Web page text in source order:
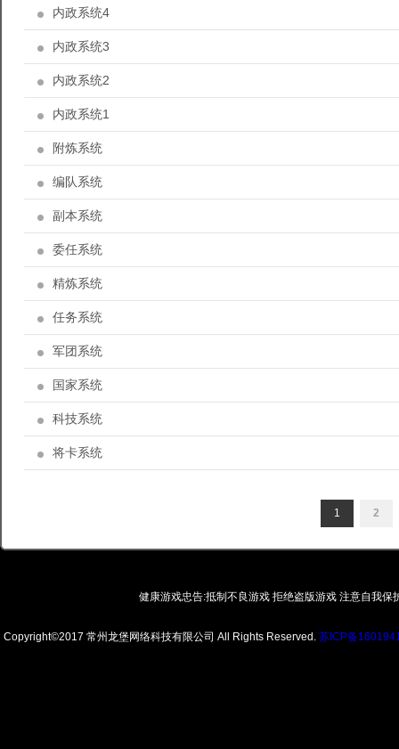
内政系统4
内政系统3
内政系统2
内政系统1
附炼系统
编队系统
副本系统
委任系统
精炼系统
任务系统
军团系统
国家系统
科技系统
将卡系统
1 2
健康游戏忠告:抵制不良游戏 拒绝盗版游戏 注意自我
Copyright©2017 常州龙堡网络科技有限公司 All Rights Reserved. 苏ICP备